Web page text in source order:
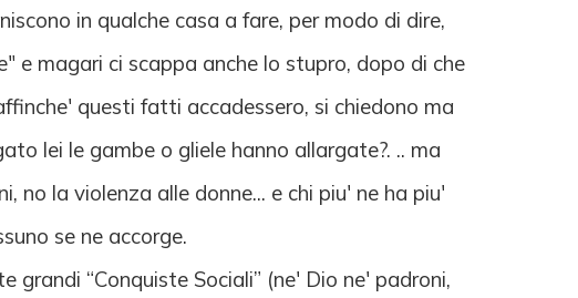
in qualche casa a fare, per modo di dire,
e magari ci scappa anche lo stupro, dopo di che
questi fatti accadessero, si chiedono ma
lei le gambe o gliele hanno allargate?. .. ma
la violenza alle donne... e chi piu' ne ha piu'
se ne accorge.
“Conquiste Sociali” (ne' Dio ne' padroni,